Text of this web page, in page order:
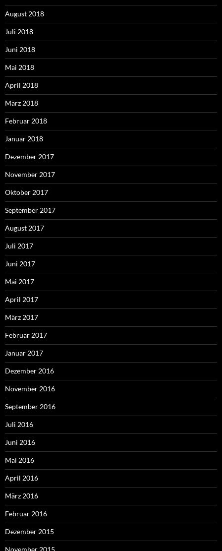
August 2018
Juli 2018
Juni 2018
Mai 2018
April 2018
März 2018
Februar 2018
Januar 2018
Dezember 2017
November 2017
Oktober 2017
September 2017
August 2017
Juli 2017
Juni 2017
Mai 2017
April 2017
März 2017
Februar 2017
Januar 2017
Dezember 2016
November 2016
September 2016
Juli 2016
Juni 2016
Mai 2016
April 2016
März 2016
Februar 2016
Dezember 2015
November 2015